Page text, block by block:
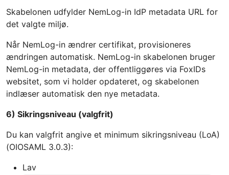
Skabelonen udfylder NemLog-in IdP metadata URL for
det valgte miljø.
Når NemLog-in ændrer certifikat, provisioneres
ændringen automatisk. NemLog-in skabelonen bruger
NemLog-in metadata, der offentliggøres via FoxIDs
websitet, som vi holder opdateret, og skabelonen
indlæser automatisk den nye metadata.
6) Sikringsniveau (valgfrit)
Du kan valgfrit angive et minimum sikringsniveau (LoA)
(OIOSAML 3.0.3):
Lav